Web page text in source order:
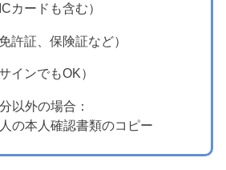
カードも含む）
免許証、保険証など）
インでもOK）
以外の場合：
の本人確認書類のコピー